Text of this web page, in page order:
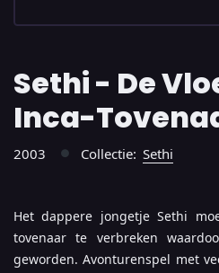
Sethi - De
Inca-
2003 ● Collectie: Sethi
Het dappere jongetje Sethi
tovenaar te verbreken
geworden. Avonturenspel met